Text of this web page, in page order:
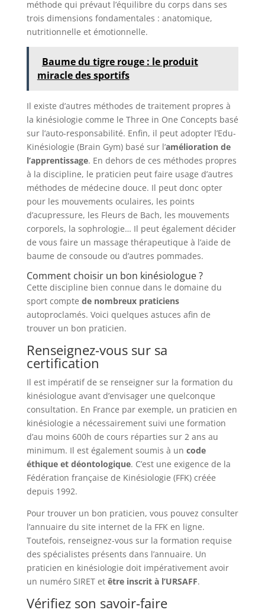
méthode qui prévaut l’équilibre du corps dans ses
trois dimensions fondamentales : anatomique,
nutritionnelle et émotionnelle.
Baume du tigre rouge : le produit
miracle des sportifs
Il existe d’autres méthodes de traitement propres à
la kinésiologie comme le Three in One Concepts basé
sur l’auto-responsabilité. Enfin, il peut adopter l’Edu-
Kinésiologie (Brain Gym) basé sur l’amélioration de
l’apprentissage. En dehors de ces méthodes propres
à la discipline, le praticien peut faire usage d’autres
méthodes de médecine douce. Il peut donc opter
pour les mouvements oculaires, les points
d’acupressure, les Fleurs de Bach, les mouvements
corporels, la sophrologie… Il peut également décider
de vous faire un massage thérapeutique à l’aide de
baume de consoude ou d’autres pommades.
Comment choisir un bon kinésiologue ?
Cette discipline bien connue dans le domaine du
sport compte de nombreux praticiens
autoproclamés. Voici quelques astuces afin de
trouver un bon praticien.
Renseignez-vous sur sa
certification
Il est impératif de se renseigner sur la formation du
kinésiologue avant d’envisager une quelconque
consultation. En France par exemple, un praticien en
kinésiologie a nécessairement suivi une formation
d’au moins 600h de cours réparties sur 2 ans au
minimum. Il est également soumis à un code
éthique et déontologique. C’est une exigence de la
Fédération française de Kinésiologie (FFK) créée
depuis 1992.
Pour trouver un bon praticien, vous pouvez consulter
l’annuaire du site internet de la FFK en ligne.
Toutefois, renseignez-vous sur la formation requise
des spécialistes présents dans l’annuaire. Un
praticien en kinésiologie doit impérativement avoir
un numéro SIRET et être inscrit à l’URSAFF.
Vérifiez son savoir-faire